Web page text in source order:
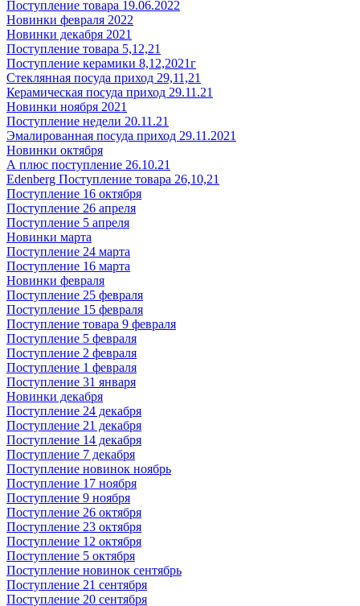
Поступление товара 19.06.2022
Новинки февраля 2022
Новинки декабря 2021
Поступление товара 5,12,21
Поступление керамики 8,12,2021г
Стеклянная посуда приход 29,11,21
Керамическая посуда приход 29.11.21
Новинки ноября 2021
Поступление недели 20.11.21
Эмалированная посуда приход 29.11.2021
Новинки октября
А плюс поступление 26.10.21
Edenberg Поступление товара 26,10,21
Поступление 16 октября
Поступление 26 апреля
Поступление 5 апреля
Новинки марта
Поступление 24 марта
Поступление 16 марта
Новинки февраля
Поступление 25 февраля
Поступление 15 февраля
Поступление товара 9 февраля
Поступление 5 февраля
Поступление 2 февраля
Поступление 1 февраля
Поступление 31 января
Новинки декабря
Поступление 24 декабря
Поступление 21 декабря
Поступление 14 декабря
Поступление 7 декабря
Поступление новинок ноябрь
Поступление 17 ноября
Поступление 9 ноября
Поступление 26 октября
Поступление 23 октября
Поступление 12 октября
Поступление 5 октября
Поступление новинок сентябрь
Поступление 21 сентября
Поступление 20 сентября